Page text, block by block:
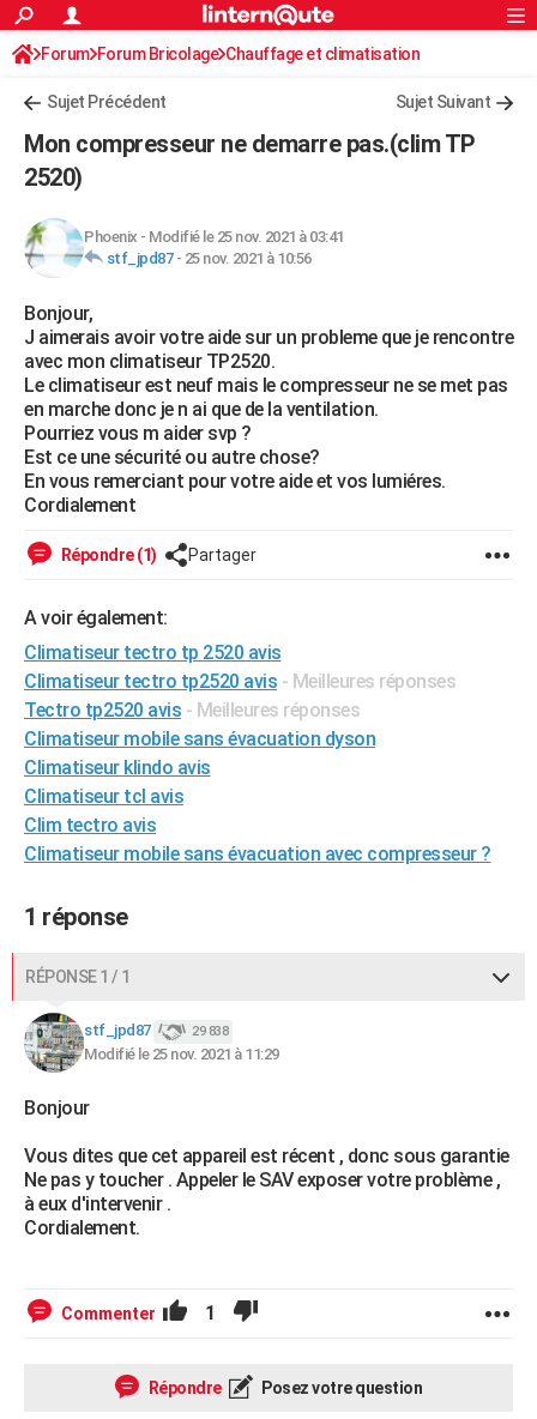
ACTUALITÉS
Politique
Société
Faits Divers
Education
Monde
Villes
+
Programme TV
TNTStreaming
Cinéma
Sorties cinéma
Musique
+FINANCE
Retraite
Impôts
Epargne
Immobilier
Risques naturels par ville
Banque
Assurance
Crédit
AUTO
Essais
Réserver un essai
Citadines
Berlines
SUV
Forum auto
+HIGH-TECH
Mobiles
Meilleur smartphone
Internet
Ordinateurs
Jeux vidéo
Guide high-tech
BRICOLAGE
Forum
Aménagement intérieur
Extérieur
Cuisine
Salle de bains
Jardinage
Rangement
WEEK-END
Guides de France
Escapades
Patrimoine
Expositions
Musées
Week-end nature
+LIFESTYLE
Art de vivre
Bien-être
Loisirs
Mode
Modes de vie
SANTE
Alimentation
Guide de la santé
Maladies
Médicaments
Sommeil
VOYAGE
Destinations
City break
Voyage nature
Voyage de noces
Forum
Climat
PHOTO
GUIDES D'ACHAT
BONS PLANS
CARTE DE VOEUX
Carte de Noël
Carte Bonne année
Carte Saint-Valentin
Carte Pâques
Carte d'anniversaire
DICTIONNAIRE
Dictionnaire
Biographies
Citations
Expressions
Proverbes
PROGRAMME TV
COPAINS D'AVANT
AVIS DE DÉCÈS
Lifestyle
Sport
Television
Cinema
Rechercher
S'inscrire
Connexion
Forum Forum Bricolage Chauffage et climatisation
Sujet Précédent Sujet Suivant
Mon compresseur ne demarre pas.(clim TP
2520)
Phoenix - Modifié le 25 nov. 2021 à 03:41
stf_jpd87- 25 nov. 2021 à 10:56
Bonjour,
J aimerais avoir votre aide sur un probleme que je rencontre
avec mon climatiseur TP2520.
Le climatiseur est neuf mais le compresseur ne se met pas
en marche donc je n ai que de la ventilation.
Pourriez vous m aider svp ?
Est ce une sécurité ou autre chose?
En vous remerciant pour votre aide et vos lumiéres.
Cordialement
Répondre (1) Partager
A voir également:
Climatiseur tectro tp 2520 avis
Climatiseur tectro tp2520 avis - Meilleures réponses
Tectro tp2520 avis - Meilleures réponses
Climatiseur mobile sans évacuation dyson
Climatiseur klindo avis
Climatiseur tcl avis
Clim tectro avis
Climatiseur mobile sans évacuation avec compresseur ?
1 réponse
RÉPONSE 1 / 1
stf_jpd87 29 838
Modifié le 25 nov. 2021 à 11:29
Bonjour
Vous dites que cet appareil est récent , donc sous garantie
Ne pas y toucher . Appeler le SAV exposer votre problème ,
à eux d'intervenir .
Cordialement.
Commenter 1
Répondre Posez votre question